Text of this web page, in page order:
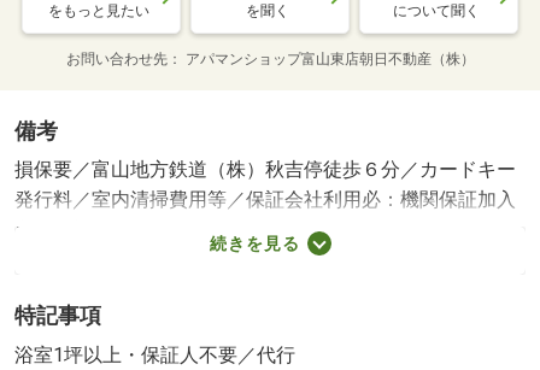
をもっと見たい を聞く について聞く
お問い合わせ先 アパマンショップ富山東店朝日不動産（株）
備考
損保要／富山地方鉄道（株）秋吉停徒歩６分／カードキー
発行料／室内清掃費用等／保証会社利用必：機関保証加入
必須。初回保証料３５０００円、月額保証料賃料等総額の
１％＋８００円／月（その他商品あり）／［退去時費用
はご契約前にＬＰガス事業者にご確認いただけます。 ル
ームクリーニング料金に、エアコンクリーニング費用を含
続きを見る
特記事項
浴室1坪以上・保証人不要／代行